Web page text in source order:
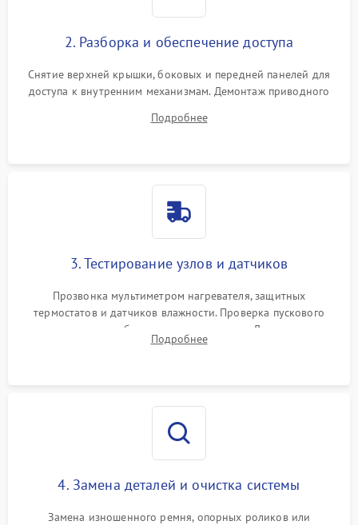
2. Разборка и обеспечение доступа
Снятие верхней крышки, боковых и передней панелей для
доступа к внутренним механизмам. Демонтаж приводного
Обеспечение свободного доступа к ТЭНу, компрессору,
Подробнее
3. Тестирование узлов и датчиков
Прозвонка мультиметром нагревателя, защитных
термостатов и датчиков влажности. Проверка пускового
конденсатора, обмоток мотора и помпы. Для машин с
тепловым насосом — диагностика работы компрессора и
Подробнее
4. Замена деталей и очистка системы
Замена изношенного ремня, опорных роликов или